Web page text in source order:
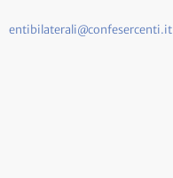
entibilaterali@confesercenti.it